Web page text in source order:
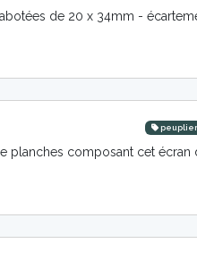
de 20 x 34mm -
planches composant cet écran